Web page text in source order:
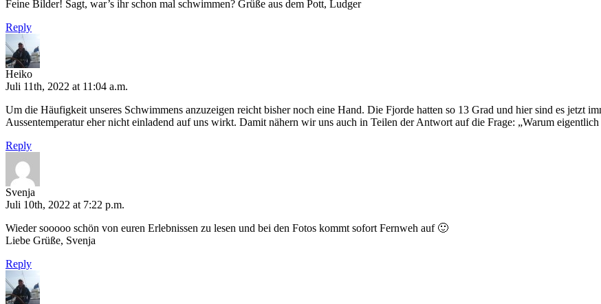
Feine Bilder! Sagt, war’s ihr schon mal schwimmen? Grüße aus dem Pott, Ludger
Reply
Heiko
Juli 11th, 2022 at 11:04 a.m.
Um die Häufigkeit unseres Schwimmens anzuzeigen reicht bisher noch eine Hand. Die Fjorde hatten so 13 Grad und hier sind es jetzt
Aussentemperatur eher nicht einladend auf uns wirkt. Damit nähern wir uns auch in Teilen der Antwort auf die Frage: „Warum
Reply
Svenja
Juli 10th, 2022 at 7:22 p.m.
Wieder sooooo schön von euren Erlebnissen zu lesen und bei den Fotos kommt sofort Fernweh auf 🙂
Liebe Grüße, Svenja
Reply